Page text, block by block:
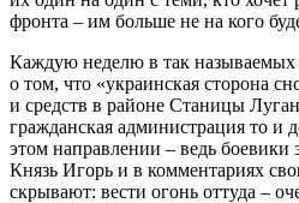
фронта – им больше не на кого
Каждую неделю в так
о том, что «украинская сторона
и средств в районе Станицы
гражданская администрация то и
этом направлении – ведь боевики
Князь Игорь и в комментариях
скрывают: вести огонь оттуда –